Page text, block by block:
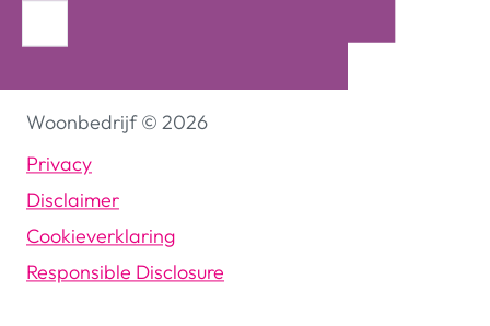
Woonbedrijf© 2026
Privacy
Disclaimer
Cookieverklaring
Responsible Disclosure